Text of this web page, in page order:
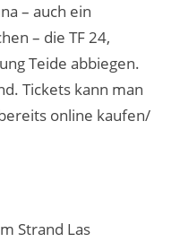
– auch ein
– die TF 24,
Teide abbiegen.
Tickets kann man
online kaufen/
Strand Las